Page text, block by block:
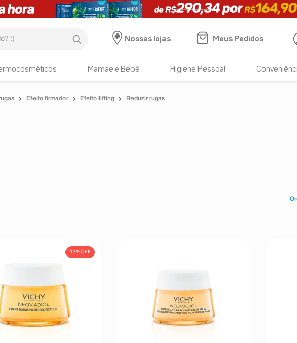
Nossas lojas
Meus Pedidos
Mamãe e Bebê Higiene Pessoal
Efeito firmador Efeito lifting Reduzir rugas
13%OFF